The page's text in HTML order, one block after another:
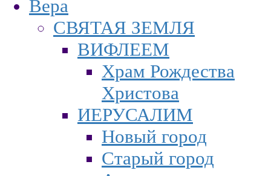
Вера
СВЯТАЯ ЗЕМЛЯ
ВИФЛЕЕМ
Храм Рождества
Христова
ИЕРУСАЛИМ
Новый город
Старый город